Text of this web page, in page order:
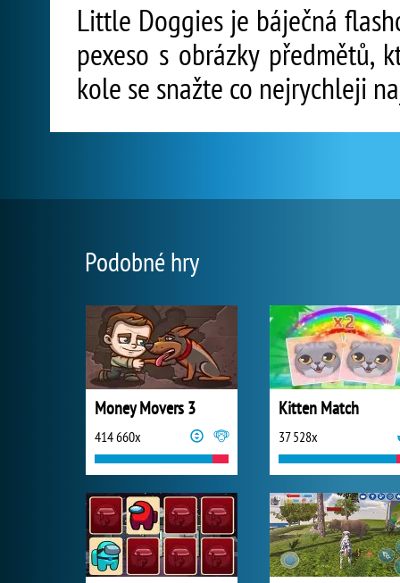
Little Doggies je báječná
pexeso s obrázky předmětů,
kole se snažte co nejrychleji
Podobné hry
Money Movers 3
414 660x
Kitten Match
37 528x